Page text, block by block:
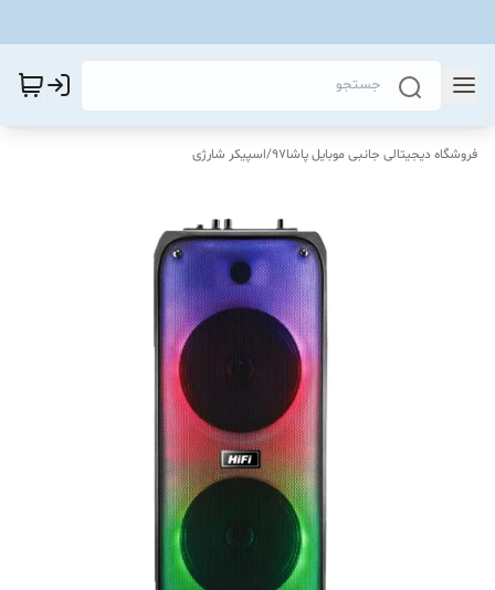
فروشگاه دیجیتالی جانبی موبایل پاشا97 /اسپیکر شارژی